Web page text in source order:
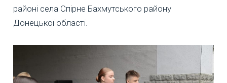
районі села Спірне Бахмутського району
Донецької області.